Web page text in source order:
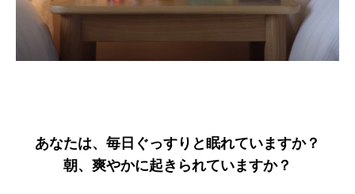
あなたは、毎日ぐっすりと眠れていますか？
朝、爽やかに起きられていますか？